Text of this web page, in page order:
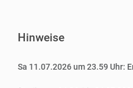
Hinweise
Sa 11.07.2026 um 23.59 Uhr: